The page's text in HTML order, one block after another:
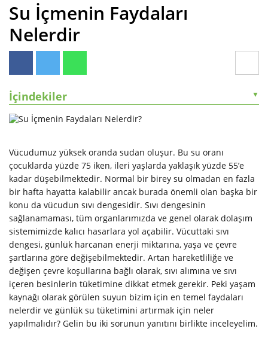
Su İçmenin Faydaları
Nelerdir
İçindekiler ▼
Vücudumuz yüksek oranda sudan oluşur. Bu su oranı
çocuklarda yüzde 75 iken, ileri yaşlarda yaklaşık yüzde 55’e
kadar düşebilmektedir. Normal bir birey su olmadan en fazla
bir hafta hayatta kalabilir ancak burada önemli olan başka bir
konu da vücudun sıvı dengesidir. Sıvı dengesinin
sağlanamaması, tüm organlarımızda ve genel olarak dolaşım
sistemimizde kalıcı hasarlara yol açabilir. Vücuttaki sıvı
dengesi, günlük harcanan enerji miktarına, yaşa ve çevre
şartlarına göre değişebilmektedir. Artan hareketliliğe ve
değişen çevre koşullarına bağlı olarak, sıvı alımına ve sıvı
içeren besinlerin tüketimine dikkat etmek gerekir. Peki yaşam
kaynağı olarak görülen suyun bizim için en temel faydaları
nelerdir ve günlük su tüketimini artırmak için neler
yapılmalıdır? Gelin bu iki sorunun yanıtını birlikte inceleyelim.